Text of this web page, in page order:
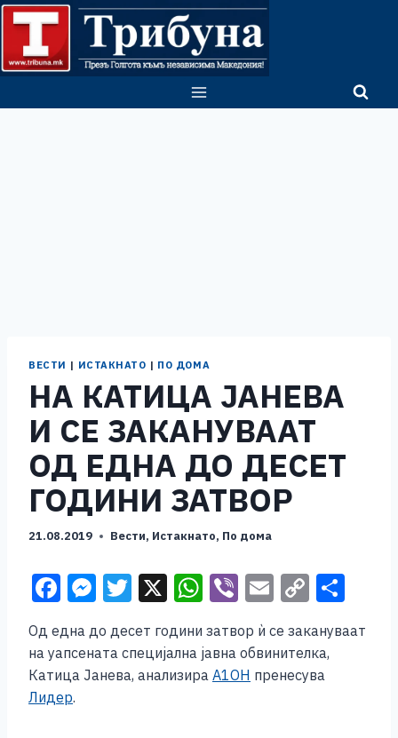
Skip
content
ВЕСТИ | ИСТАКНАТО | ПО ДОМА
НА КАТИЦА ЈАНЕВА
И СЕ ЗАКАНУВААТ
ОД ЕДНА ДО ДЕСЕТ
ГОДИНИ ЗАТВОР
21.08.2019 Вести, Истакнато, По дома
F
c
e
b
M
ss
e
T
tt
er
X W
at
s
Vi
er
E
ai
l
C
p
y
ar
Од една до десет години затвор ѝ се закануваат
на уапсената специјална јавна обвинителка,
Катица Јанева, анализира А1ОН пренесува
Лидер.